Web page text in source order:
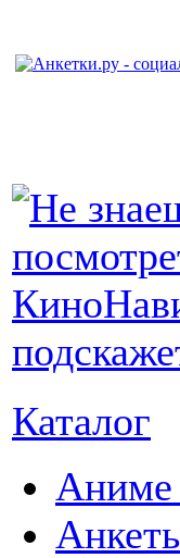
Каталог
Аниме